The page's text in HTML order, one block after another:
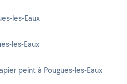
les-Eaux
les-Eaux
peint à Pougues-les-Eaux